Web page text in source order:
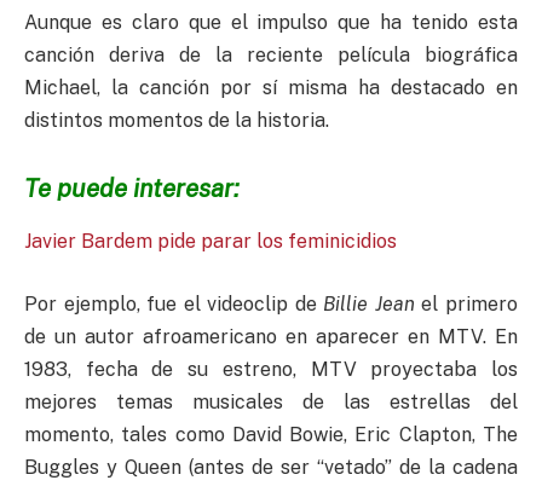
Aunque es claro que el impulso que ha tenido esta
canción deriva de la reciente película biográfica
Michael, la canción por sí misma ha destacado en
distintos momentos de la historia.
Te puede interesar:
Javier Bardem pide parar los feminicidios
Por ejemplo, fue el videoclip de Billie Jean el primero
de un autor afroamericano en aparecer en MTV. En
1983, fecha de su estreno, MTV proyectaba los
mejores temas musicales de las estrellas del
momento, tales como David Bowie, Eric Clapton, The
Buggles y Queen (antes de ser “vetado” de la cadena